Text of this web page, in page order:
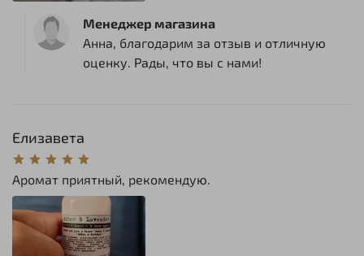
Менеджер магазина
Анна, благодарим за отзыв и отличную
оценку. Рады, что вы с нами!
Елизавета
Аромат приятный, рекомендую.